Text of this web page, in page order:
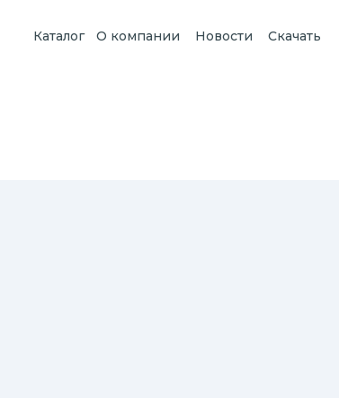
Каталог О компании Новости Скачать